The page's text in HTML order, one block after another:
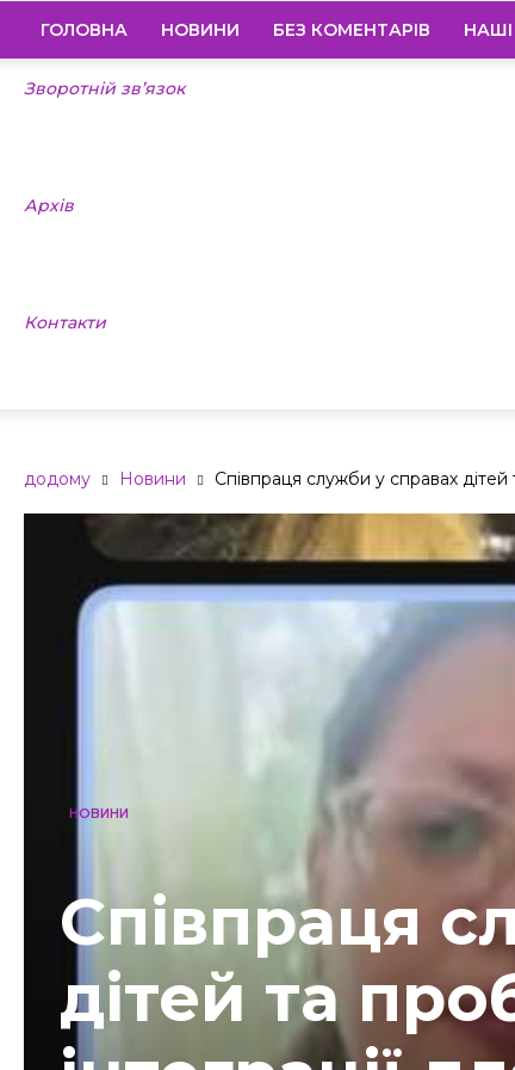
ГОЛОВНА НОВИНИ БЕЗ КОМЕНТАРІВ
Зворотній зв’язок
Архів
Контакти
додому Новини Співпраця служби у справах дітей
НОВИНИ
Співпраця
дітей та